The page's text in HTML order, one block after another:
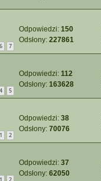
6 7
Odpowiedzi: 150
Odsłony: 227861
4 5
Odpowiedzi: 112
Odsłony: 163628
1 2
Odpowiedzi: 38
Odsłony: 70076
1 2
Odpowiedzi: 37
Odsłony: 62050